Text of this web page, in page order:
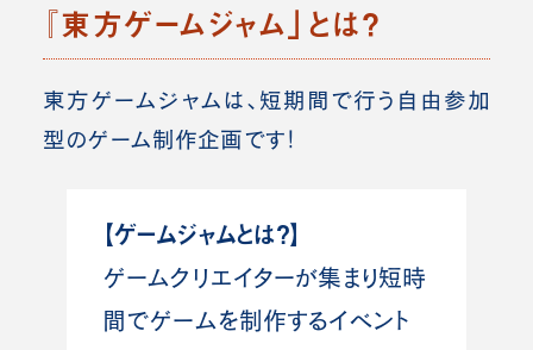
『東方ゲームジャム」とは？
東方ゲームジャムは、短期間で行う自由参加
型のゲーム制作企画です！
【ゲームジャムとは？】
ゲームクリエイターが集まり短時
間でゲームを制作するイベント